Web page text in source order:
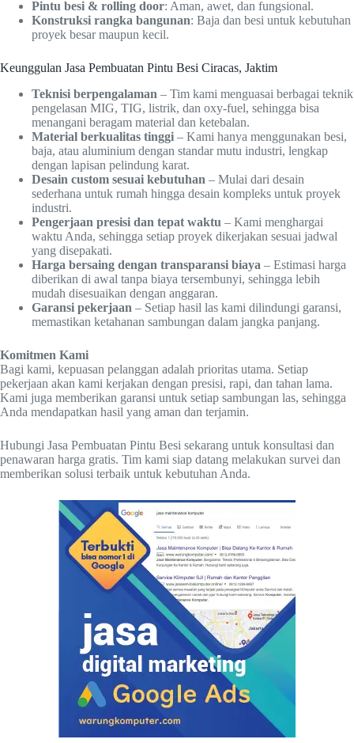
Pintu besi & rolling door: Aman, awet, dan fungsional.
Konstruksi rangka bangunan: Baja dan besi untuk kebutuhan
proyek besar maupun kecil.
Keunggulan Jasa Pembuatan Pintu Besi Ciracas, Jaktim
Teknisi berpengalaman – Tim kami menguasai berbagai teknik
pengelasan MIG, TIG, listrik, dan oxy-fuel, sehingga bisa
menangani beragam material dan ketebalan.
Material berkualitas tinggi – Kami hanya menggunakan besi,
baja, atau aluminium dengan standar mutu industri, lengkap
dengan lapisan pelindung karat.
Desain custom sesuai kebutuhan – Mulai dari desain
sederhana untuk rumah hingga desain kompleks untuk proyek
industri.
Pengerjaan presisi dan tepat waktu – Kami menghargai
waktu Anda, sehingga setiap proyek dikerjakan sesuai jadwal
yang disepakati.
Harga bersaing dengan transparansi biaya – Estimasi harga
diberikan di awal tanpa biaya tersembunyi, sehingga lebih
mudah disesuaikan dengan anggaran.
Garansi pekerjaan – Setiap hasil las kami dilindungi garansi,
memastikan ketahanan sambungan dalam jangka panjang.
Komitmen Kami
Bagi kami, kepuasan pelanggan adalah prioritas utama. Setiap
pekerjaan akan kami kerjakan dengan presisi, rapi, dan tahan lama.
Kami juga memberikan garansi untuk setiap sambungan las, sehingga
Anda mendapatkan hasil yang aman dan terjamin.
Hubungi Jasa Pembuatan Pintu Besi sekarang untuk konsultasi dan
penawaran harga gratis. Tim kami siap datang melakukan survei dan
memberikan solusi terbaik untuk kebutuhan Anda.